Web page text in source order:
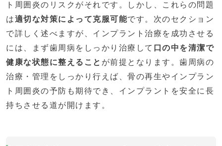
ト周囲炎のリスクがそれです。しかし、これらの問題
は適切な対策によって克服可能です。次のセクション
で詳しく述べますが、インプラント治療を成功させる
には、まず歯周病をしっかり治療して 口の中を清潔で
健康な状態に整えること が前提となります。歯周病の
治療・管理をしっかり行えば、骨の再生やインプラン
ト周囲炎の予防も期待でき、インプラントを安全に長
持ちさせる道が開けます。